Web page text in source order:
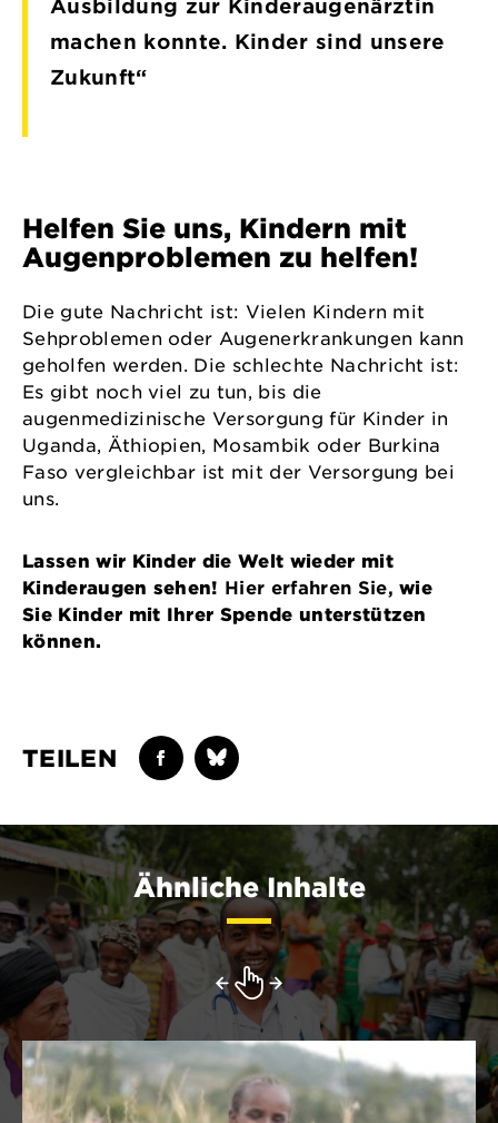
Ausbildung zur Kinderaugenärztin
machen konnte. Kinder sind unsere
Zukunft“
Helfen Sie uns, Kindern mit
Augenproblemen zu helfen!
Die gute Nachricht ist: Vielen Kindern mit
Sehproblemen oder Augenerkrankungen kann
geholfen werden. Die schlechte Nachricht ist:
Es gibt noch viel zu tun, bis die
augenmedizinische Versorgung für Kinder in
Uganda, Äthiopien, Mosambik oder Burkina
Faso vergleichbar ist mit der Versorgung bei
uns.
Lassen wir Kinder die Welt wieder mit
Kinderaugen sehen! Hier erfahren Sie, wie
Sie Kinder mit Ihrer Spende unterstützen
können.
TEILEN
Ähnliche Inhalte